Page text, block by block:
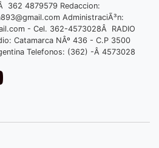
362 4879579 Redaccion:
AdministraciÃ³n:
- Cel. 362-4573028Â RADIO
Catamarca NÂº 436 - C.P 3500
Telefonos: (362) -Â 4573028